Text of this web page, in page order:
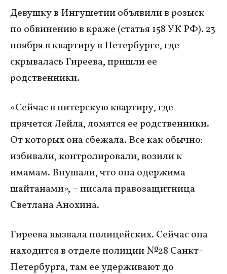
Девушку в Ингушетии объявили в розыск
по обвинению в краже (статья 158 УК РФ). 23
ноября в квартиру в Петербурге, где
скрывалась Гиреева, пришли ее
родственники.
«Сейчас в питерскую квартиру, где
прячется Лейла, ломятся ее родственники.
От которых она сбежала. Все как обычно:
избивали, контролировали, возили к
имамам. Внушали, что она одержима
шайтанами», – писала правозащитница
Светлана Анохина.
Гиреева вызвала полицейских. Сейчас она
находится в отделе полиции №28 Санкт-
Петербурга, там ее удерживают до